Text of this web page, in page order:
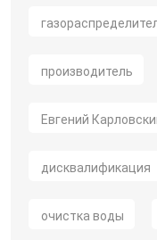
производитель
Евгений
дисквалификация
очистка воды